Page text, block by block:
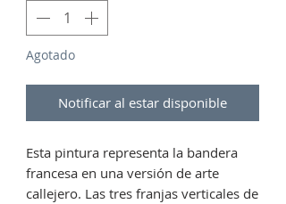
Agotado
Notificar al estar disponible
Esta pintura representa la bandera
francesa en una versión de arte
callejero. Las tres franjas verticales de